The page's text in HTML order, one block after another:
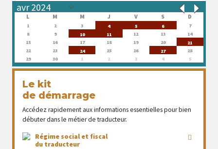
L M M J V S D
1 2 3 4 5 6
7
8
9 10 11 12 13
14
15
16 17 18 19 20
21
22
23 24 25 26 27
28
29
30 1 2 3 4 5
Le kit
de démarrage
Accédez rapidement aux informations essentielles pour bien
débuter dans le métier de traducteur.
Régime social et fiscal
du traducteur